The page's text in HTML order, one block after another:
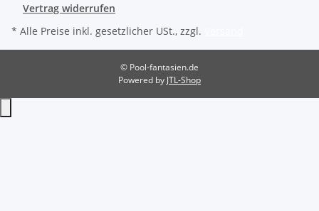
Vertrag widerrufen
* Alle Preise inkl. gesetzlicher USt., zzgl.
© Pool-fantasien.de
Powered by JTL-Shop